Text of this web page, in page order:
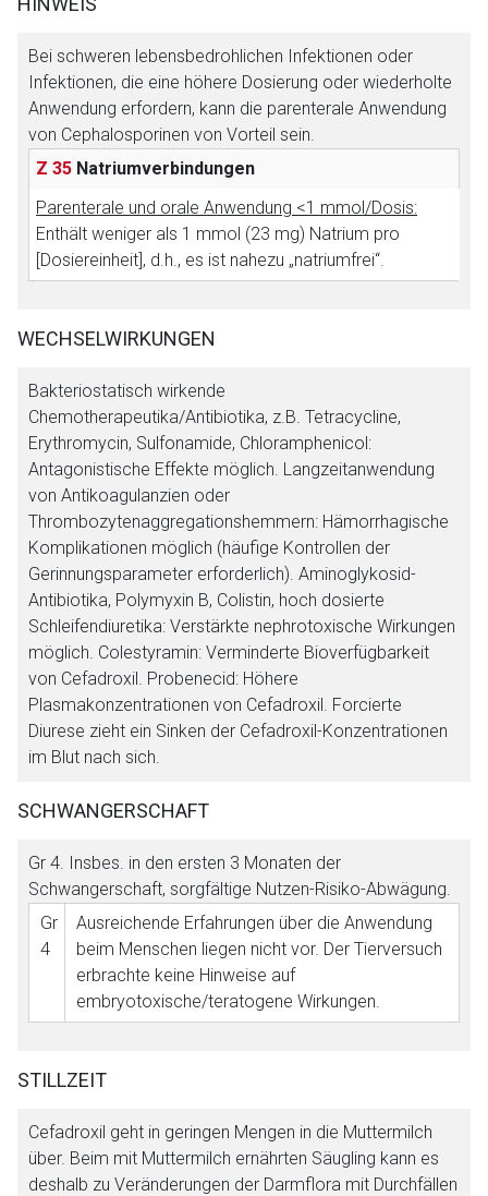
Bei schweren lebensbedrohlichen Infektionen oder
Infektionen, die eine höhere Dosierung oder wiederholte
Anwendung erfordern, kann die parenterale Anwendung
von Cephalosporinen von Vorteil sein.
Z 35 Natriumverbindungen
Parenterale und orale Anwendung <1 mmol/Dosis:
Enthält weniger als 1 mmol (23 mg) Natrium pro
[Dosiereinheit], d.h., es ist nahezu „natriumfrei“.
WECHSELWIRKUNGEN
Bakteriostatisch wirkende
Chemotherapeutika/Antibiotika, z.B. Tetracycline,
Erythromycin, Sulfonamide, Chloramphenicol:
Antagonistische Effekte möglich. Langzeitanwendung
von Antikoagulanzien oder
Thrombozytenaggregationshemmern: Hämorrhagische
Komplikationen möglich (häufige Kontrollen der
Gerinnungsparameter erforderlich). Aminoglykosid-
Antibiotika, Polymyxin B, Colistin, hoch dosierte
Schleifendiuretika: Verstärkte nephrotoxische Wirkungen
möglich. Colestyramin: Verminderte Bioverfügbarkeit
von Cefadroxil. Probenecid: Höhere
Plasmakonzentrationen von Cefadroxil. Forcierte
Diurese zieht ein Sinken der Cefadroxil-Konzentrationen
im Blut nach sich.
SCHWANGERSCHAFT
Gr 4. Insbes. in den ersten 3 Monaten der
Schwangerschaft, sorgfältige Nutzen-Risiko-Abwägung.
Gr
4
Ausreichende Erfahrungen über die Anwendung
beim Menschen liegen nicht vor. Der Tierversuch
erbrachte keine Hinweise auf
embryotoxische/teratogene Wirkungen.
STILLZEIT
Cefadroxil geht in geringen Mengen in die Muttermilch
über. Beim mit Muttermilch ernährten Säugling kann es
deshalb zu Veränderungen der Darmflora mit Durchfällen
Seite. Für die Inhalte der externen Web-Seite ist deren
Betreiber verantwortlich. Ebenso gelten dort ggf. andere
Datenschutzbestimmungen.
Zurück zur rote-liste.de